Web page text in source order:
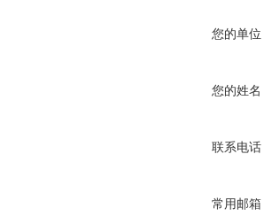
您的单位
您的姓名
联系电话
常用邮箱